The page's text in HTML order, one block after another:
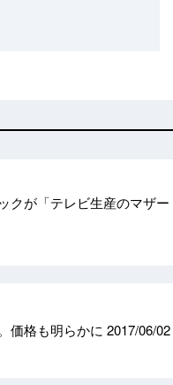
クが「テレビ生産のマザー
価格も明らかに 2017/06/02